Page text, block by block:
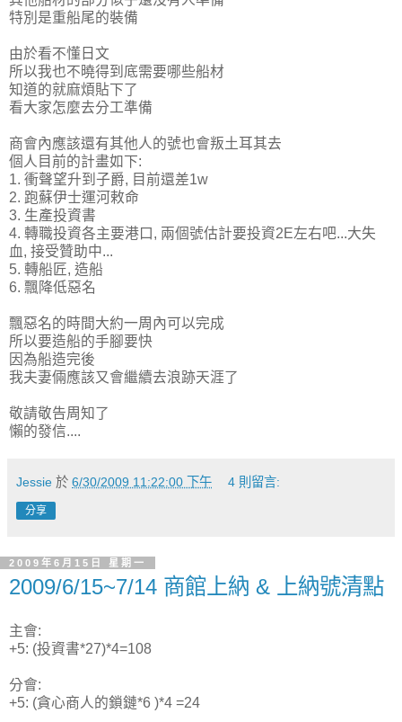
特別是重船尾的裝備
由於看不懂日文
所以我也不曉得到底需要哪些船材
知道的就麻煩貼下了
看大家怎麼去分工準備
商會內應該還有其他人的號也會叛土耳其去
個人目前的計畫如下:
1. 衝聲望升到子爵, 目前還差1w
2. 跑蘇伊士運河敕命
3. 生產投資書
4. 轉職投資各主要港口, 兩個號估計要投資2E左右吧...大失
血, 接受贊助中...
5. 轉船匠, 造船
6. 飄降低惡名
飄惡名的時間大約一周內可以完成
所以要造船的手腳要快
因為船造完後
我夫妻倆應該又會繼續去浪跡天涯了
敬請敬告周知了
懶的發信....
Jessie 於 6/30/2009 11:22:00 下午 4 則留言:
分享
2009年6月15日 星期一
2009/6/15~7/14 商館上納 & 上納號清點
主會:
+5: (投資書*27)*4=108
分會:
+5: (貪心商人的鎖鏈*6 )*4 =24